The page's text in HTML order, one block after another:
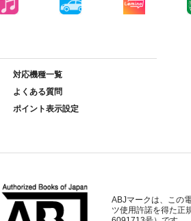
対応機種一覧
よくある質問
ポイント表示設定
ABJマークは、この
ツ使用許諾を得た正